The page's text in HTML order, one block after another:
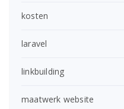
kosten
laravel
linkbuilding
maatwerk website